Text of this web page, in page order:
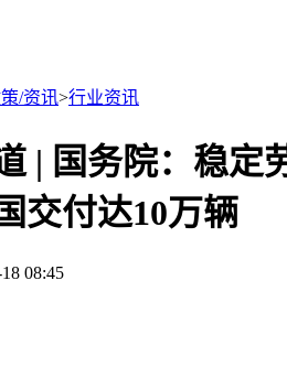
/资讯>行业资讯
| 国务院：稳定
交付达10万辆
08:45